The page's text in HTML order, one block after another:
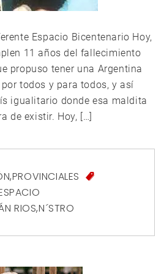
Espacio Bicentenario Hoy,
11 años del fallecimiento
propuso tener una Argentina
todos y para todos, y así
igualitario donde esa maldita
de existir. Hoy, […]
,PROVINCIALES
RIOS,N´STRO